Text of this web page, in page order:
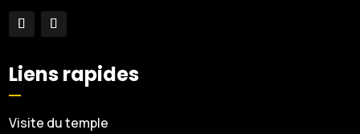
Liens rapides
Visite du temple